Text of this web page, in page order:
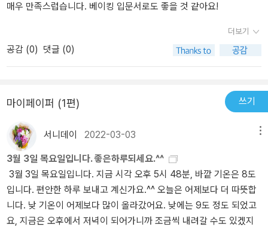
매우 만족스럽습니다. 베이킹 입문서로도 좋을 것 같아요!
더보기
공감 (0) 댓글 (0)
마이페이퍼 (1편) 쓰기
서니데이 2022-03-03
3월 3일 목요일입니다. 좋은하루되세요.^^
3월 3일 목요일입니다. 지금 시각 오후 5시 48분, 바깥 기온은 8도
입니다. 편안한 하루 보내고 계신가요.^^ 오늘은 어제보다 더 따뜻합
니다. 낮 기온이 어제보다 많이 올라갔어요. 낮에는 9도 정도 되었고
요, 지금은 오후에서 저녁이 되어가니까 조금씩 내려갈 수도 있겠지